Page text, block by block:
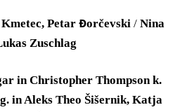
Petar Đorčevski / Nina
Zuschlag
in Christopher Thompson k.
in Aleks Theo Šišernik, Katja